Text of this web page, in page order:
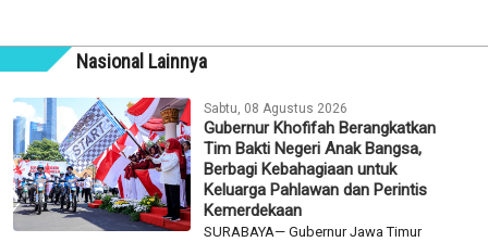
Nasional Lainnya
Sabtu, 08 Agustus 2026
Gubernur Khofifah Berangkatkan
Tim Bakti Negeri Anak Bangsa,
Berbagi Kebahagiaan untuk
Keluarga Pahlawan dan Perintis
Kemerdekaan
SURABAYA— Gubernur Jawa Timur